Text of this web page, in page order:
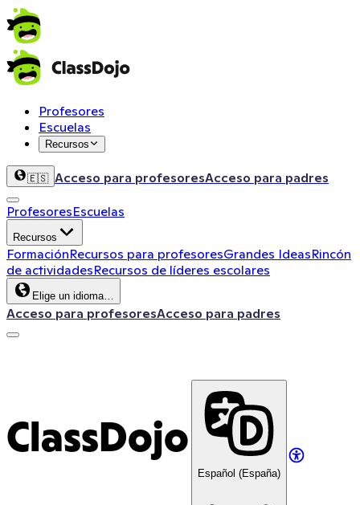
Profesores
Escuelas
Recursos
🇪🇸 Acceso para profesoresAcceso para padres
ProfesoresEscuelas
Recursos
FormaciónRecursos para profesoresGrandes IdeasRincón
de actividadesRecursos de líderes escolares
Elige un idioma…
Acceso para profesoresAcceso para padres
ClassDojo
Español (España)